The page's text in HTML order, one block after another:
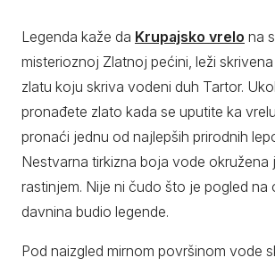
Legenda kaže da Krupajsko vrelo na
misterioznoj Zlatnoj pećini, leži
zlatu koju skriva vodeni duh Tartor.
pronađete zlato kada se uputite ka
pronaći jednu od najlepših prirodnih
Nestvarna tirkizna boja vode okružena
rastinjem. Nije ni čudo što je pogled na
davnina budio legende.
Pod naizgled mirnom površinom vode